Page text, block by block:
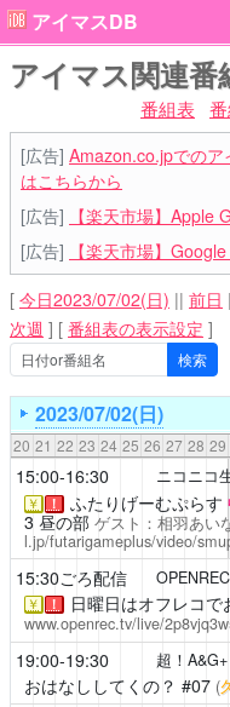
アイマスDB
アイマス関連番
番組表
[広告] Amazon.co.jpでの
はこちらから
[広告]
【楽天市場】Apple
[広告]
【楽天市場】
[ 今日2023/07/02(日) || 前日 |
次週 ] [ 番組表の表示設定 ]
2023/07/02(日)
20 21 22 23 24 25 26 27 28 29
15:00-16:30 ニコニコ
￥ ！ ふたりげーむぷらす
3 昼の部 ゲスト：相羽あい
l.jp/futarigameplus/video/
15:30ごろ配信 OPENREC
￥ ！ 日曜日はオフレコで
www.openrec.tv/live/
19:00-19:30 超！A&G+
おはなししてくの？ #07 (